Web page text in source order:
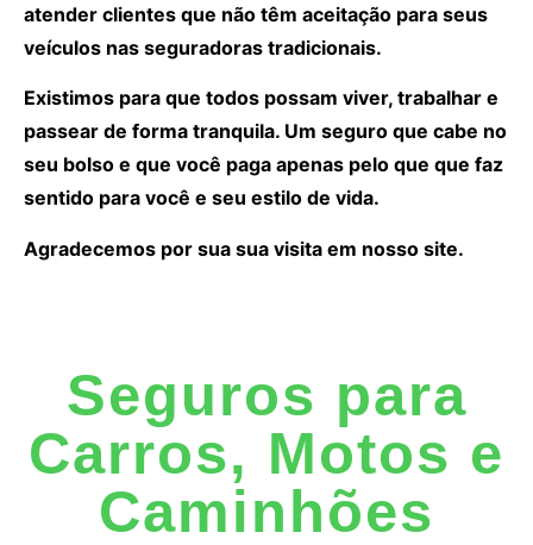
atender clientes que não têm aceitação para seus
veículos nas seguradoras tradicionais.
Existimos para que todos possam viver, trabalhar e
passear de forma tranquila. Um seguro que cabe no
seu bolso e que você paga apenas pelo que que faz
sentido para você e seu estilo de vida.
Agradecemos por sua sua visita em nosso site.
Seguros para
Carros, Motos e
Caminhões